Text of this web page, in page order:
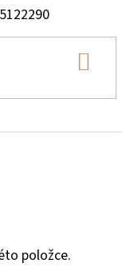
položce.